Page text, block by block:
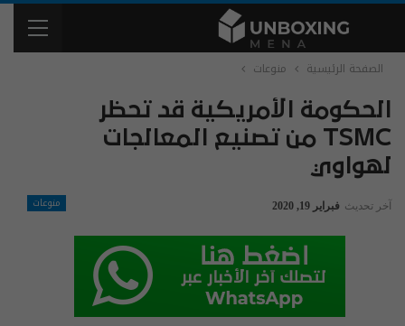
الصفحة الرئيسية منوعات
الحكومة الأمريكية قد تحظر
TSMC من تصنيع المعالجات
لهواوي
منوعات آخر تحديث فبراير 19, 2020